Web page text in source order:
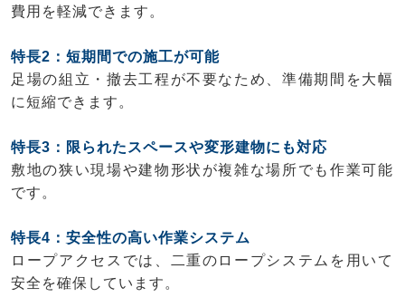
費用を軽減できます。
特長2：短期間での施工が可能
足場の組立・撤去工程が不要なため、準備期間を大幅
に短縮できます。
特長3：限られたスペースや変形建物にも対応
敷地の狭い現場や建物形状が複雑な場所でも作業可能
です。
特長4：安全性の高い作業システム
ロープアクセスでは、二重のロープシステムを用いて
安全を確保しています。